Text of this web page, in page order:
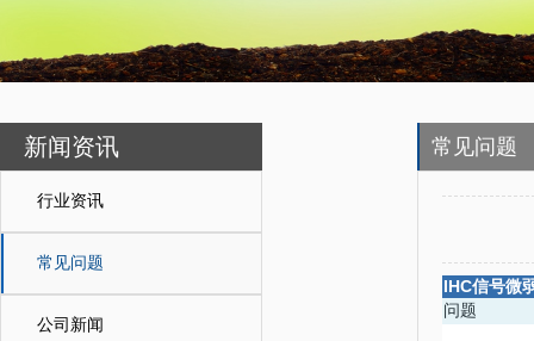
新闻资讯
行业资讯
常见问题
公司新闻
常见问题
IHC信号微
问题